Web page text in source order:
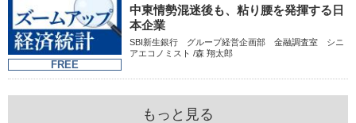
FREE
中東情勢混迷後も、粘り腰を発揮する日
本企業
SBI新生銀行 グループ経営企画部 金融調査室 シニ
アエコノミスト /森 翔太郎
もっと見る